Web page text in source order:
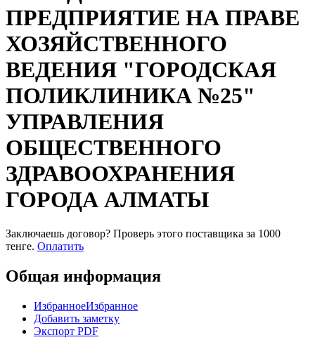
ПРЕДПРИЯТИЕ НА ПРАВЕ
ХОЗЯЙСТВЕННОГО
ВЕДЕНИЯ "ГОРОДСКАЯ
ПОЛИКЛИНИКА №25"
УПРАВЛЕНИЯ
ОБЩЕСТВЕННОГО
ЗДРАВООХРАНЕНИЯ
ГОРОДА АЛМАТЫ
Заключаешь договор? Проверь этого поставщика за 1000
тенге. Оплатить
Общая информация
ИзбранноеИзбранное
Добавить заметку
Экспорт PDF